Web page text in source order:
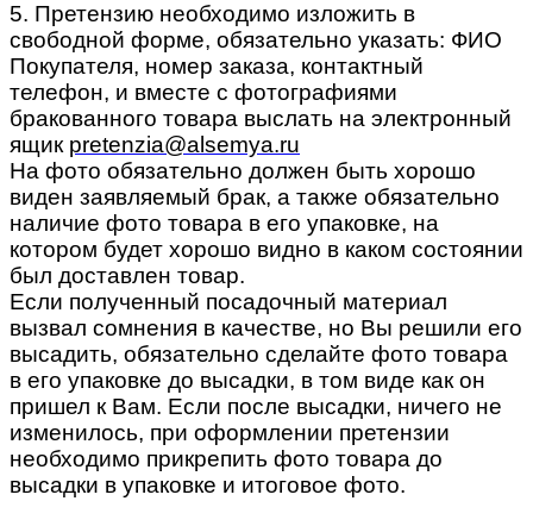
5. Претензию необходимо изложить в
свободной форме, обязательно указать: ФИО
Покупателя, номер заказа, контактный
телефон, и вместе с фотографиями
бракованного товара выслать на электронный
ящик pretenzia@alsemya.ru
На фото обязательно должен быть хорошо
виден заявляемый брак, а также обязательно
наличие фото товара в его упаковке, на
котором будет хорошо видно в каком состоянии
был доставлен товар.
Если полученный посадочный материал
вызвал сомнения в качестве, но Вы решили его
высадить, обязательно сделайте фото товара
в его упаковке до высадки, в том виде как он
пришел к Вам. Если после высадки, ничего не
изменилось, при оформлении претензии
необходимо прикрепить фото товара до
высадки в упаковке и итоговое фото.